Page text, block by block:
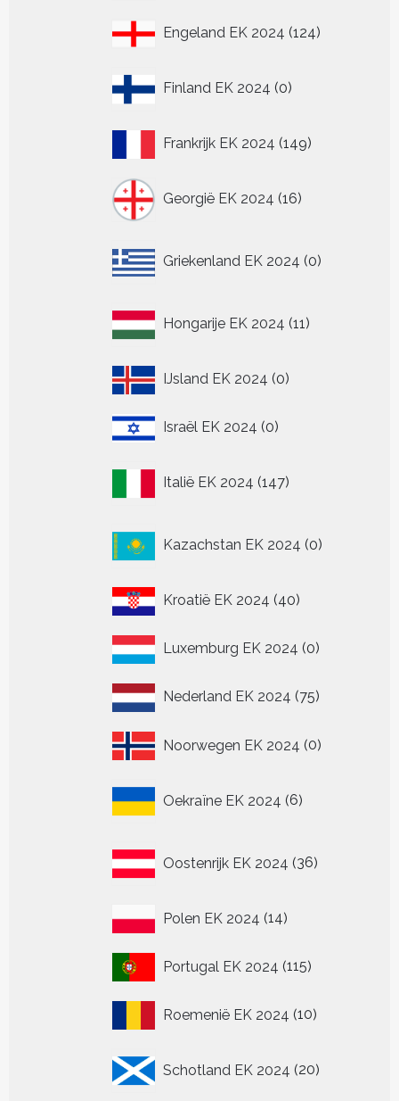
Engeland EK 2024 124124
Finland EK 2024 0
producten
Frankrijk EK 2024 149149
Georgië EK 2024 16
producten
Griekenland EK 2024 0
producten
Hongarije EK 2024 11
producten
IJsland EK 2024 00
Israël EK 2024 00
Italië EK 2024 147
producten
Kazachstan EK 2024 0
producten
Kroatië EK 2024 4040
Luxemburg EK 2024 00
Nederland EK 2024 7575
Noorwegen EK 2024 00
Oekraïne EK 2024 6
producten
Oostenrijk EK 2024 36
producten
Polen EK 2024 1414
Portugal EK 2024 115115
Roemenië EK 2024 1010
Schotland EK 2024 20
producten